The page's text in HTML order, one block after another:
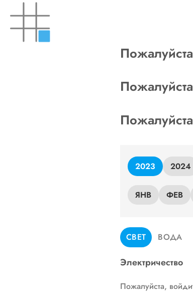
content
2023 2024
ЯНВ ФЕВ
СВЕТ ВОДА
Электричество
Пожалуйста,